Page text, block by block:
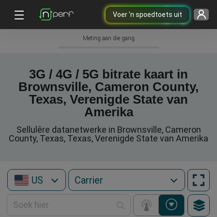
Voer 'n spoedtoets uit
Meting aan die gang
3G / 4G / 5G bitrate kaart in
Brownsville, Cameron County,
Texas, Verenigde State van
Amerika
Sellulêre datanetwerke in Brownsville, Cameron
County, Texas, Texas, Verenigde State van Amerika
US